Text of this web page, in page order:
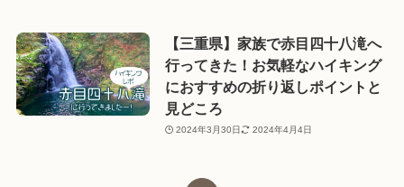
【三重県】家族で赤目四十八滝へ
行ってきた！お気軽なハイキング
におすすめの折り返しポイントと
見どころ
2024年3月30日 2024年4月4日